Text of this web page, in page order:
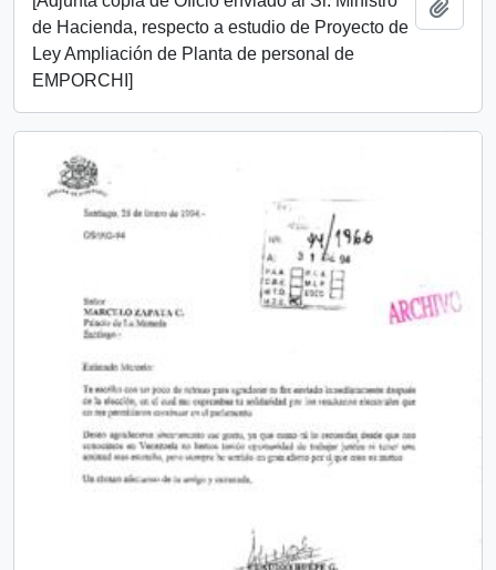
de Hacienda, respecto a estudio de Proyecto de
Ley Ampliación de Planta de personal de
EMPORCHI]